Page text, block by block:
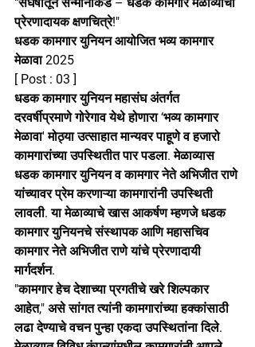
प्रेरणादायक क्षणचित्रे!"
धडक कामगार युनियन आयोजित भव्य कामगार
मेळावा 2025
[ Post : 03 ]
धडक कामगार युनियन महासंघ अंतर्गत
दरवर्षीप्रमाणे गोरेगाव येथे होणारा ‘भव्य कामगार
मेळावा' मोठ्या उत्साहात मान्यवर पाहूणे व हजारो
कामगारांच्या उपस्थितीत पार पडला. मेळाव्यास
धडक कामगार युनियन व कामगार नेते अभिजीत राणे
यांच्यावर प्रेम करणाऱ्या कामगारांनी उपस्थिती
लावली. या मेळाव्याचे खास आकर्षण म्हणजे धडक
कामगार युनियनचे संस्थापक आणि महासचिव
कामगार नेते अभिजीत राणे यांचे प्रेरणादायी
मार्गदर्शन.
"कामगार हेच देशाच्या प्रगतीचे खरे शिल्पकार
आहेत," असे सांगत त्यांनी कामगारांच्या हक्कांसाठी
लढा देण्याचे वचन पुन्हा एकदा उपस्थितांना दिले.